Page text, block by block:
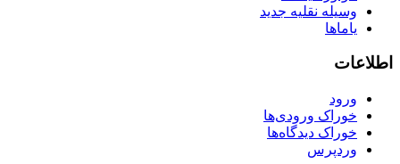
وسیله نقلیه جدید
یاماها
اطلاعات
ورود
خوراک ورودی‌ها
خوراک دیدگاه‌ها
وردپرس